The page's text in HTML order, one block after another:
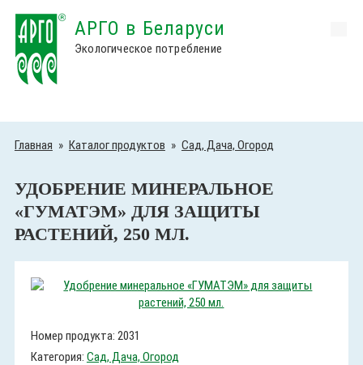
АРГО в Беларуси
Экологическое потребление
Главная » Каталог продуктов » Сад, Дача, Огород
УДОБРЕНИЕ МИНЕРАЛЬНОЕ
«ГУМАТЭМ» ДЛЯ ЗАЩИТЫ
РАСТЕНИЙ, 250 МЛ.
Номер продукта: 2031
Категория: Сад, Дача, Огород